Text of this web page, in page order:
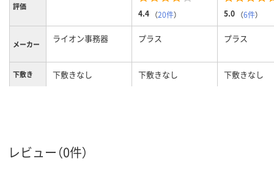
評価
4.4 （20件） 5.0 （6件）
メーカー ライオン事務器 プラス プラス
下敷き 下敷きなし 下敷きなし 下敷きなし
レビュー（0件）